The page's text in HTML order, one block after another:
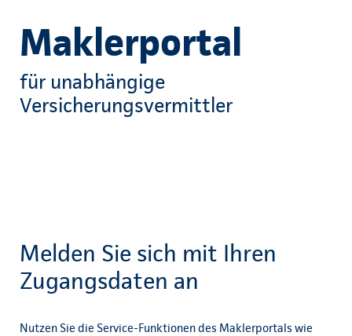
Maklerportal
für unabhängige
Versicherungsvermittler
Melden Sie sich mit Ihren
Zugangsdaten an
Nutzen Sie die Service-Funktionen des Maklerportals wie